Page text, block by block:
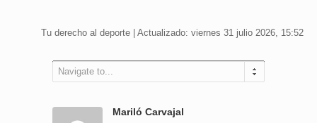
Tu derecho al deporte | Actualizado: viernes 31 julio 2026, 15:52
Navigate to...
Mariló Carvajal